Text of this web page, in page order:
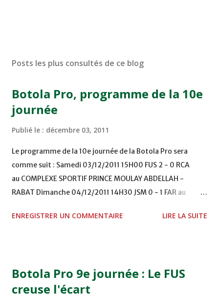
Posts les plus consultés de ce blog
Botola Pro, programme de la 10e
journée
Publié le : décembre 03, 2011
Le programme de la 10e journée de la Botola Pro sera
comme suit : Samedi 03/12/2011 15H00 FUS 2 - 0 RCA
au COMPLEXE SPORTIF PRINCE MOULAY ABDELLAH -
RABAT Dimanche 04/12/2011 14H30 JSM 0 - 1 FAR au
TERRAIN EL ABDI - EL JADIDA 16h30 OCK 0 - 1 HUSA
Mardi 06/12/2011 15H00 WAF - OCS au COMPLEXE SPORTIF
DE FES - FES WAC - MAS Reporté pour cause de finale de la
ENREGISTRER UN COMMENTAIRE LIRE LA SUITE
Botola Pro 9e journée : Le FUS
creuse l'écart